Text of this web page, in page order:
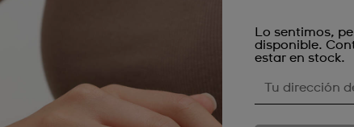
Lo sentimos,
disponible.
estar en stock.
Tu dirección